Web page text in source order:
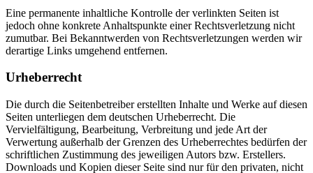
Eine permanente inhaltliche Kontrolle der verlinkten Seiten ist
jedoch ohne konkrete Anhaltspunkte einer Rechtsverletzung nicht
zumutbar. Bei Bekanntwerden von Rechtsverletzungen werden wir
derartige Links umgehend entfernen.
Urheberrecht
Die durch die Seitenbetreiber erstellten Inhalte und Werke auf diesen
Seiten unterliegen dem deutschen Urheberrecht. Die
Vervielfältigung, Bearbeitung, Verbreitung und jede Art der
Verwertung außerhalb der Grenzen des Urheberrechtes bedürfen der
schriftlichen Zustimmung des jeweiligen Autors bzw. Erstellers.
Downloads und Kopien dieser Seite sind nur für den privaten, nicht